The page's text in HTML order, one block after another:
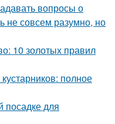
вопросы о
не совсем разумно, но
10 золотых правил
полное
посадке для